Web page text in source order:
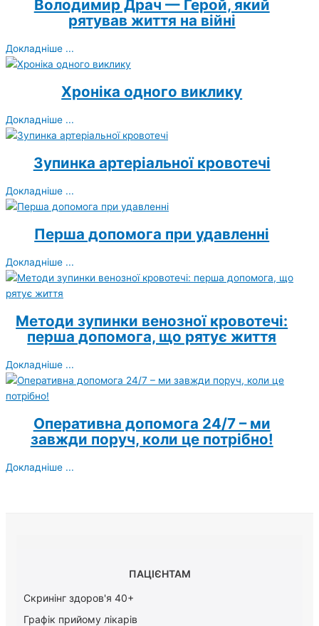
Володимир Драч — Герой, який
рятував життя на війні
Докладніше ...
Хроніка одного виклику
Докладніше ...
Зупинка артеріальної кровотечі
Докладніше ...
Перша допомога при удавленні
Докладніше ...
Методи зупинки венозної кровотечі:
перша допомога, що рятує життя
Докладніше ...
Оперативна допомога 24/7 – ми
завжди поруч, коли це потрібно!
Докладніше ...
ПАЦІЄНТАМ
Скринінг здоров'я 40+
Графік прийому лікарів